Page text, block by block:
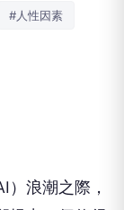
#人性因素
浪潮之際，